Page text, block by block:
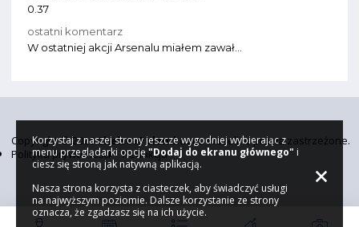
0.37
ostatni komentarz
W ostatniej akcji Arsenalu miałem zawał...
Copyright © 2026ChelseaPoland.com. Wszelkie prawa zastrzeżone.
Polityka prywatności
Redakcja
Korzystaj z naszej strony jeszcze wygodniej wybierając z
menu przeglądarki opcję"Dodaj do ekranu głównego" i
ciesz się stroną jak natywną aplikacją.
Nasza strona korzysta z ciasteczek, aby świadczyć usługi
na najwyższym poziomie. Dalsze korzystanie ze strony
oznacza, że zgadzasz się na ich użycie.